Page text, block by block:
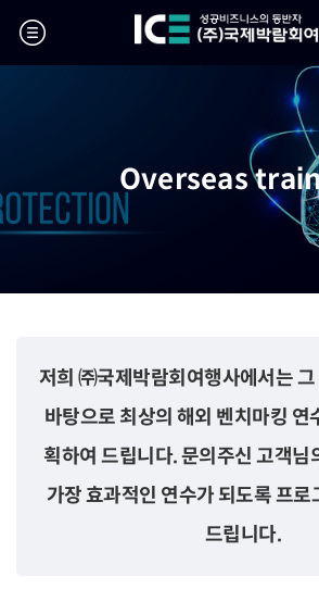
Overseas
저희 ㈜국제박람회여행사에서는
바탕으로 최상의 해외 벤치마킹 연
획하여 드립니다.문의주신 고객님
가장 효과적인 연수가 되도록 프로
드립니다.